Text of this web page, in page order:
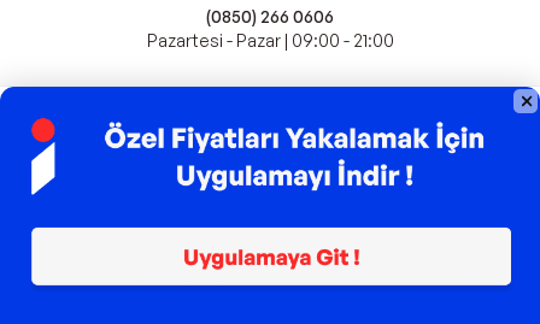
Popüler Markalar
Farmasi
Xiaomi
Lavazza
Fashcolle
Pro Plan
(0850) 266 0606
Pazartesi - Pazar | 09:00 - 21:00